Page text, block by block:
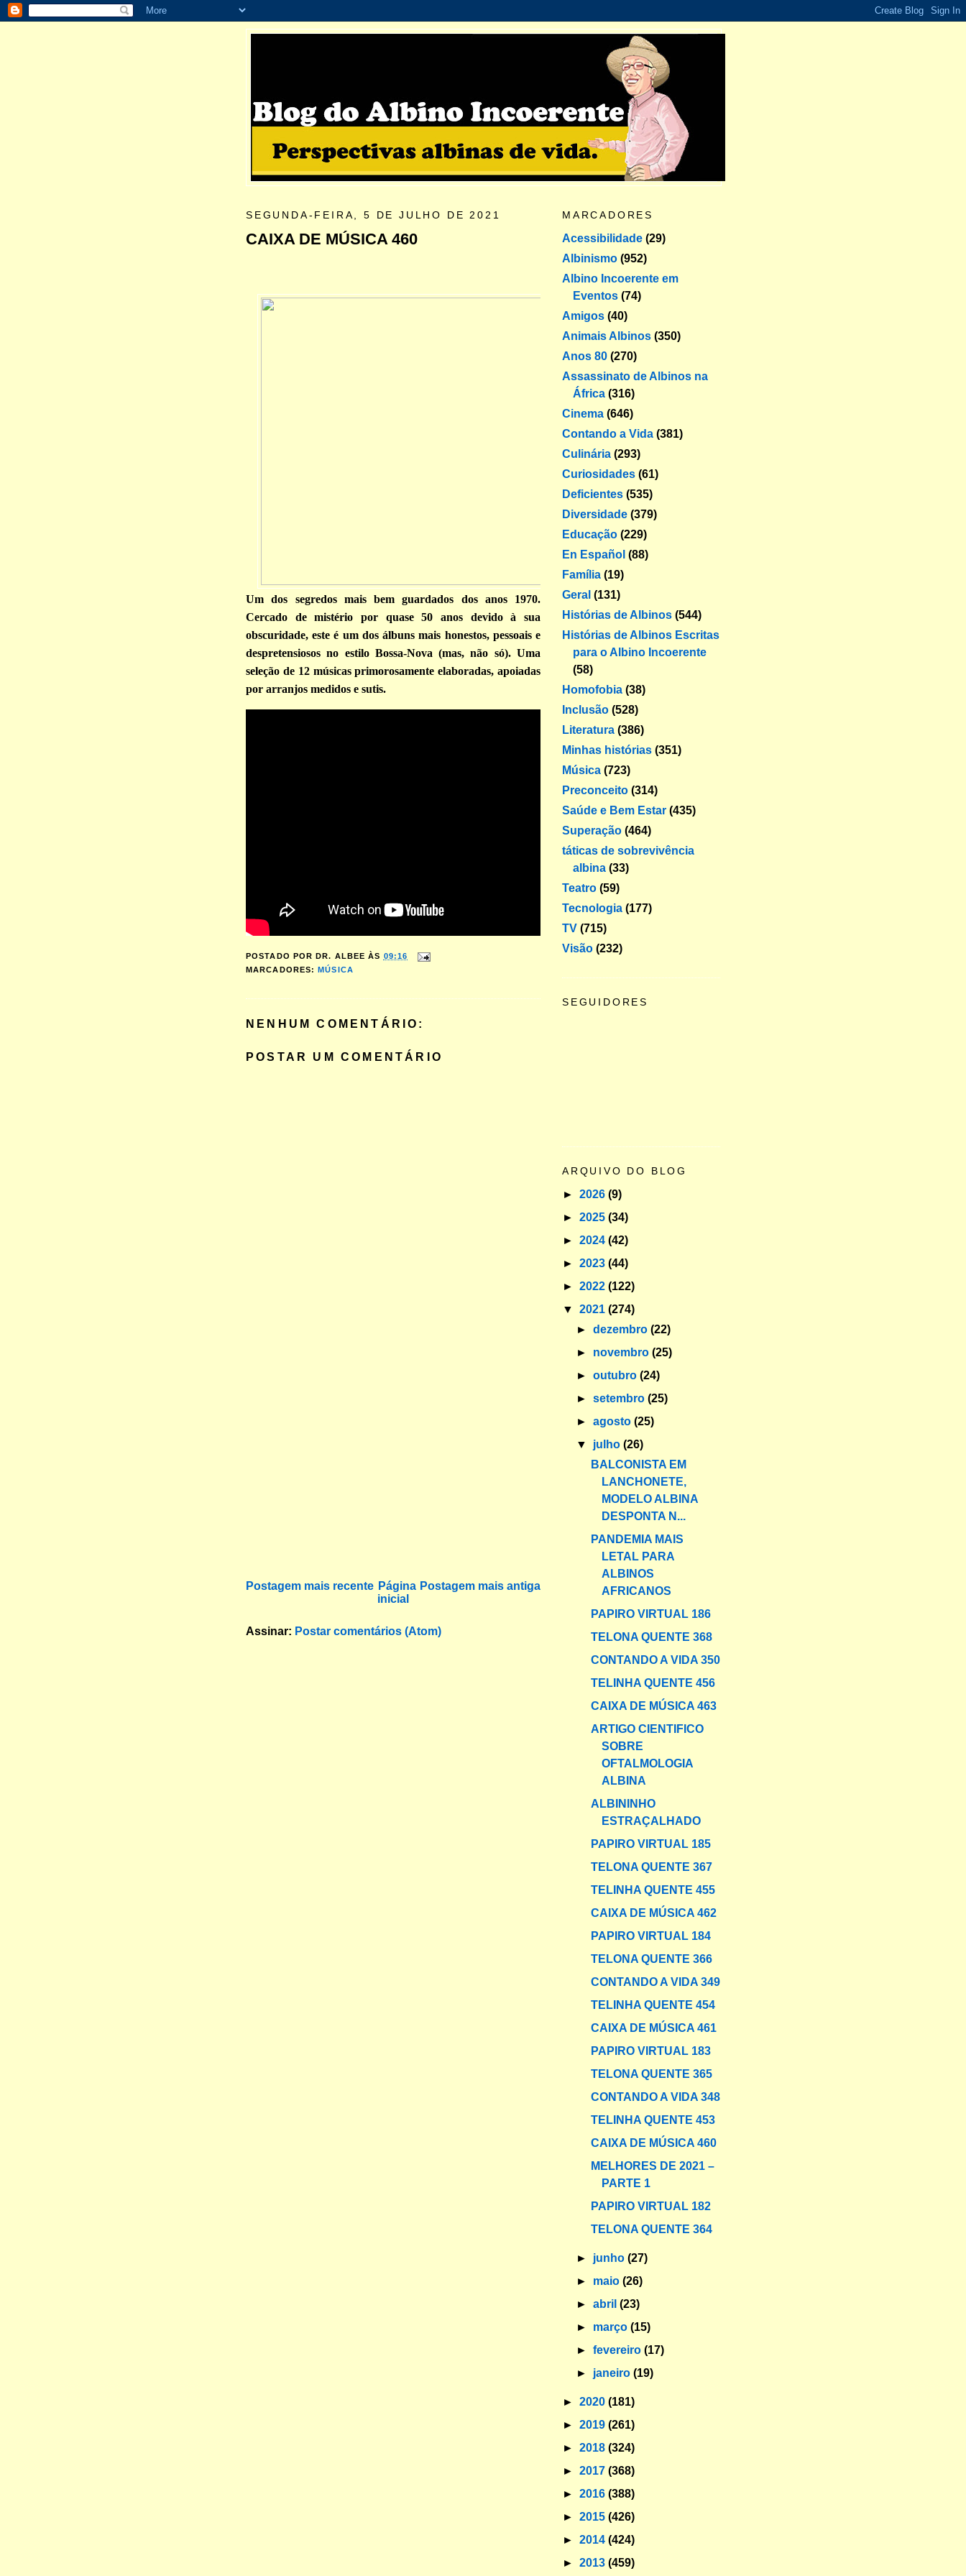
SEGUNDA-FEIRA, 5 DE JULHO DE 2021
CAIXA DE MÚSICA 460
Um dos segredos mais bem guardados dos anos 1970.
Cercado de mistério por quase 50 anos devido à sua
obscuridade, este é um dos álbuns mais honestos, pessoais e
despretensiosos no estilo Bossa-Nova (mas, não só). Uma
seleção de 12 músicas primorosamente elaboradas, apoiadas
por arranjos medidos e sutis.
POSTADO POR DR. ALBEE ÀS 09:16
MARCADORES:MÚSICA
NENHUM COMENTÁRIO:
POSTAR UM COMENTÁRIO
Postagem mais recente Postagem mais antiga
Página
inicial
Assinar: Postar comentários (Atom)
MARCADORES
Acessibilidade (29)
Albinismo (952)
Albino Incoerente em
Eventos (74)
Amigos (40)
Animais Albinos (350)
Anos 80 (270)
Assassinato de Albinos na
África (316)
Cinema (646)
Contando a Vida (381)
Culinária (293)
Curiosidades (61)
Deficientes (535)
Diversidade (379)
Educação (229)
En Español (88)
Família (19)
Geral (131)
Histórias de Albinos (544)
Histórias de Albinos Escritas
para o Albino Incoerente
(58)
Homofobia (38)
Inclusão (528)
Literatura (386)
Minhas histórias (351)
Música (723)
Preconceito (314)
Saúde e Bem Estar (435)
Superação (464)
táticas de sobrevivência
albina (33)
Teatro (59)
Tecnologia (177)
TV (715)
Visão (232)
SEGUIDORES
ARQUIVO DO BLOG
► 2026 (9)
► 2025 (34)
► 2024 (42)
► 2023 (44)
► 2022 (122)
▼ 2021 (274)
►dezembro(22)
► novembro(25)
►outubro(24)
►setembro(25)
►agosto(25)
▼ julho(26)
BALCONISTA EM
LANCHONETE,
MODELO ALBINA
DESPONTA N...
PANDEMIA MAIS
LETAL PARA
ALBINOS
AFRICANOS
PAPIRO VIRTUAL 186
TELONA QUENTE 368
CONTANDO A VIDA 350
TELINHA QUENTE 456
CAIXA DE MÚSICA 463
ARTIGO CIENTIFICO
SOBRE
OFTALMOLOGIA
ALBINA
ALBININHO
ESTRAÇALHADO
PAPIRO VIRTUAL 185
TELONA QUENTE 367
TELINHA QUENTE 455
CAIXA DE MÚSICA 462
PAPIRO VIRTUAL 184
TELONA QUENTE 366
CONTANDO A VIDA 349
TELINHA QUENTE 454
CAIXA DE MÚSICA 461
PAPIRO VIRTUAL 183
TELONA QUENTE 365
CONTANDO A VIDA 348
TELINHA QUENTE 453
CAIXA DE MÚSICA 460
MELHORES DE 2021 –
PARTE 1
PAPIRO VIRTUAL 182
TELONA QUENTE 364
► junho(27)
► maio(26)
►abril(23)
► março(15)
►fevereiro(17)
► janeiro(19)
► 2020 (181)
► 2019 (261)
► 2018 (324)
► 2017 (368)
► 2016 (388)
► 2015 (426)
► 2014 (424)
► 2013 (459)